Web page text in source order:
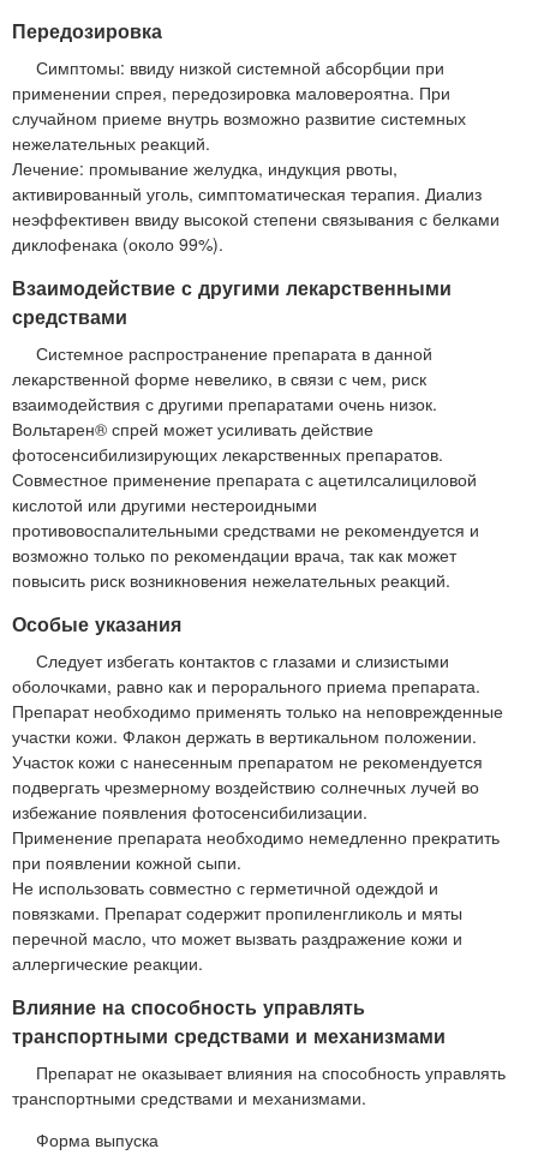
Передозировка
Симптомы: ввиду низкой системной абсорбции при
применении спрея, передозировка маловероятна. При
случайном приеме внутрь возможно развитие системных
нежелательных реакций.
Лечение: промывание желудка, индукция рвоты,
активированный уголь, симптоматическая терапия. Диализ
неэффективен ввиду высокой степени связывания с белками
диклофенака (около 99%).
Взаимодействие с другими лекарственными
средствами
Системное распространение препарата в данной
лекарственной форме невелико, в связи с чем, риск
взаимодействия с другими препаратами очень низок.
Вольтарен® спрей может усиливать действие
фотосенсибилизирующих лекарственных препаратов.
Совместное применение препарата с ацетилсалициловой
кислотой или другими нестероидными
противовоспалительными средствами не рекомендуется и
возможно только по рекомендации врача, так как может
повысить риск возникновения нежелательных реакций.
Особые указания
Следует избегать контактов с глазами и слизистыми
оболочками, равно как и перорального приема препарата.
Препарат необходимо применять только на неповрежденные
участки кожи. Флакон держать в вертикальном положении.
Участок кожи с нанесенным препаратом не рекомендуется
подвергать чрезмерному воздействию солнечных лучей во
избежание появления фотосенсибилизации.
Применение препарата необходимо немедленно прекратить
при появлении кожной сыпи.
Не использовать совместно с герметичной одеждой и
повязками. Препарат содержит пропиленгликоль и мяты
перечной масло, что может вызвать раздражение кожи и
аллергические реакции.
Влияние на способность управлять
транспортными средствами и механизмами
Препарат не оказывает влияния на способность управлять
транспортными средствами и механизмами.
Форма выпуска